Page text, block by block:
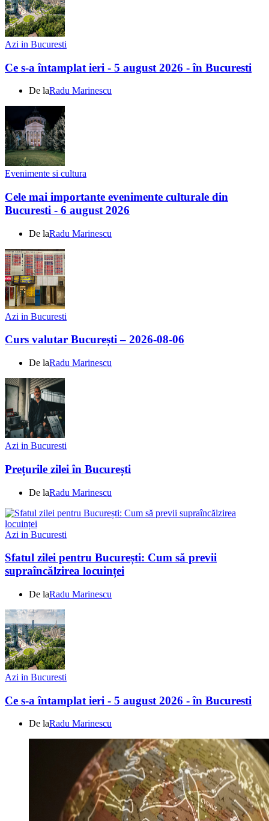
Azi in Bucuresti
Ce s-a întamplat ieri - 5 august 2026 - în Bucuresti
De laRadu Marinescu
Evenimente si cultura
Cele mai importante evenimente culturale din
Bucuresti - 6 august 2026
De laRadu Marinescu
Azi in Bucuresti
Curs valutar București – 2026-08-06
De laRadu Marinescu
Azi in Bucuresti
Prețurile zilei în București
De laRadu Marinescu
Azi in Bucuresti
Sfatul zilei pentru București: Cum să previi
supraîncălzirea locuinței
De laRadu Marinescu
Azi in Bucuresti
Ce s-a întamplat ieri - 5 august 2026 - în Bucuresti
De laRadu Marinescu